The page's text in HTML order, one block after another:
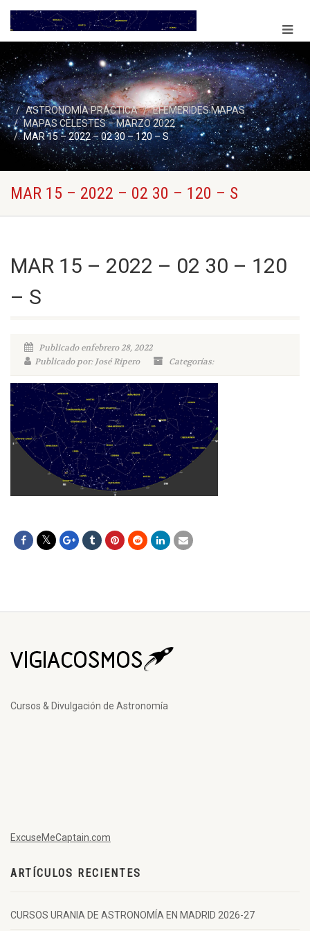
ASTRONOMÍA PRÁCTICA
EFEMERIDES MAPAS
MAPAS CELESTES – MARZO 2022
MAR 15 – 2022 – 02 30 – 120 – S
MAR 15 – 2022 – 02 30 – 120 – S
MAR 15 – 2022 – 02 30 – 120
– S
Publicado enfebrero 28, 2022
Publicado por: José Ripero
Categorías:
Cursos & Divulgación de Astronomía
ExcuseMeCaptain.com
ARTÍCULOS RECIENTES
CURSOS URANIA DE ASTRONOMÍA EN MADRID 2026-27